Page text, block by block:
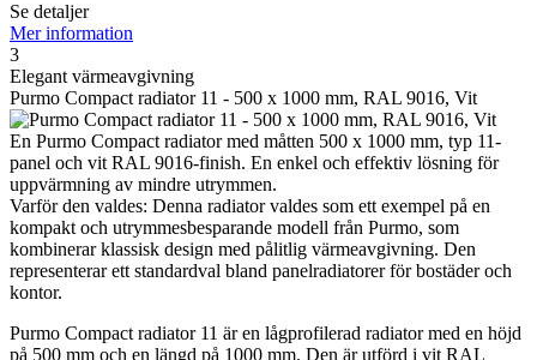
Se detaljer
Mer information
3
Elegant värmeavgivning
Purmo Compact radiator 11 - 500 x 1000 mm, RAL 9016, Vit
En Purmo Compact radiator med måtten 500 x 1000 mm, typ 11-
panel och vit RAL 9016-finish. En enkel och effektiv lösning för
uppvärmning av mindre utrymmen.
Varför den valdes: Denna radiator valdes som ett exempel på en
kompakt och utrymmesbesparande modell från Purmo, som
kombinerar klassisk design med pålitlig värmeavgivning. Den
representerar ett standardval bland panelradiatorer för bostäder och
kontor.
Purmo Compact radiator 11 är en lågprofilerad radiator med en höjd
på 500 mm och en längd på 1000 mm. Den är utförd i vit RAL